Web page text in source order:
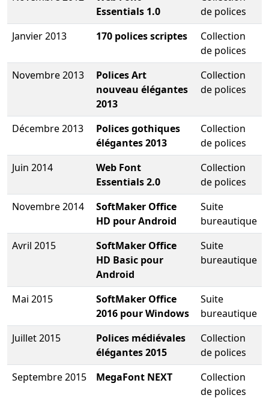
Essentials 1.0
de polices
Janvier 2013
170 polices scriptes
Collection
de polices
Novembre 2013
Polices Art
nouveau élégantes
2013
Collection
de polices
Décembre 2013
Polices gothiques
élégantes 2013
Collection
de polices
Juin 2014
Web Font
Essentials 2.0
Collection
de polices
Novembre 2014
SoftMaker Office
HD pour Android
Suite
bureautique
Avril 2015
SoftMaker Office
HD Basic pour
Android
Suite
bureautique
Mai 2015
SoftMaker Office
2016 pour Windows
Suite
bureautique
Juillet 2015
Polices médiévales
élégantes 2015
Collection
de polices
Septembre 2015
MegaFont NEXT
Collection
de polices